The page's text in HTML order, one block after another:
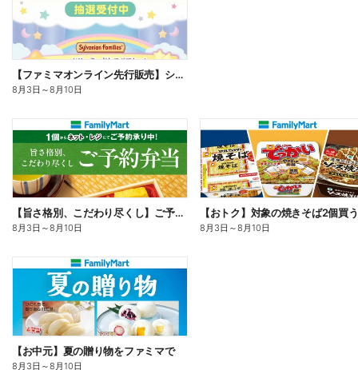
【ファミマオンライン先行販売】シルバニアファミリー
8月3日 ～8月10日
【旨さ格別、こだわり尽くし】ご予約弁当
8月3日 ～8月10日 8月3日 ～8月10日
【お中元】夏の贈り物をファミマで
8月3日 ～8月10日